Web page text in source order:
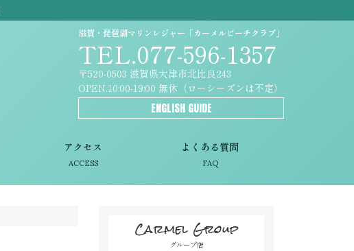
アクセス
ACCESS
よくある質問
FAQ
滋賀・琵琶湖マリンレジャー「カーメルビーチクラブ」
TEL.077-596-1357
〒520-0503 滋賀県大津市北比良243
OPEN.10:00-19:00 無休（ローシーズンは不定）
ENGLISH GUIDE
Carmel Group
グループ店